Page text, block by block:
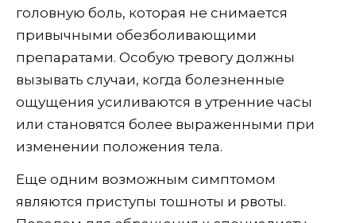
головную боль, которая не снимается
привычными обезболивающими
препаратами. Особую тревогу должны
вызывать случаи, когда болезненные
ощущения усиливаются в утренние часы
или становятся более выраженными при
изменении положения тела.
Еще одним возможным симптомом
являются приступы тошноты и рвоты.